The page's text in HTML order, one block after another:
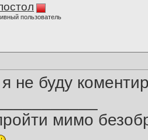
пользователь
не буду
мимо